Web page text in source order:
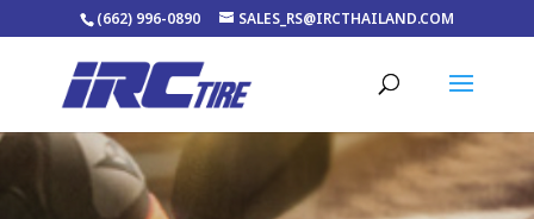
(662) 996-0890 SALES_RS@IRCTHAILAND.COM